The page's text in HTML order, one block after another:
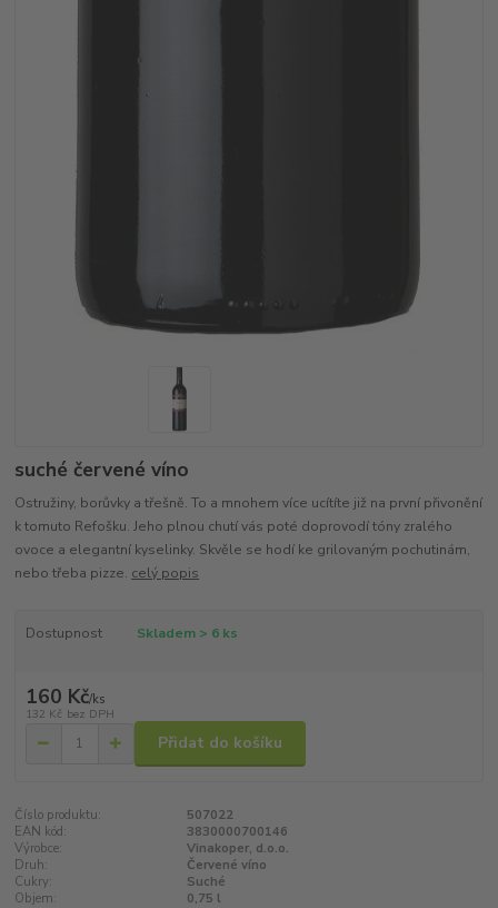
suché červené víno
Ostružiny, borůvky a třešně. To a mnohem více ucítíte již na první přivonění
k tomuto Refošku. Jeho plnou chutí vás poté doprovodí tóny zralého
ovoce a elegantní kyselinky. Skvěle se hodí ke grilovaným pochutinám,
nebo třeba pizze. celý popis
Dostupnost Skladem > 6 ks
160 Kč/ks
132 Kč bez DPH
Přidat do košíku
Číslo produktu:
507022
EAN kód:
3830000700146
Výrobce:
Vinakoper, d.o.o.
Druh:
Červené víno
Cukry:
Suché
Objem:
0,75 l